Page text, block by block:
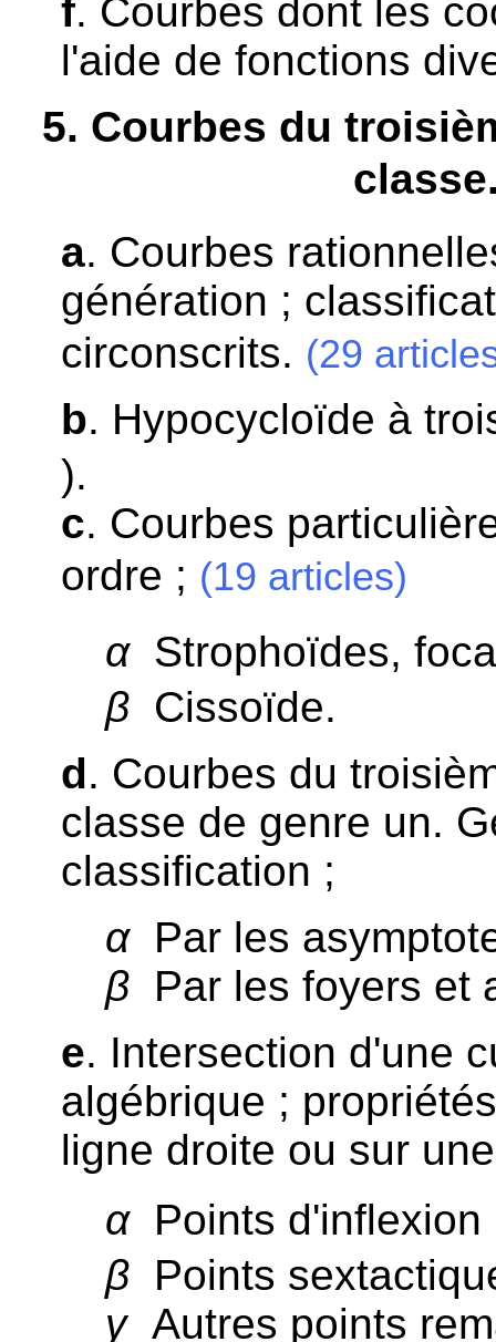
f. Courbes dont les
l'aide de fonctions
5. Courbes du
a. Courbes
génération ;
circonscrits. (29
b. Hypocycloïde à
).
c. Courbes
ordre ; (19 articles)
αStrophoïdes,
β Cissoïde.
d. Courbes du
classe de genre un.
classification ;
αPar les
β Par les foyers et
e. Intersection d'une
algébrique ;
ligne droite ou sur
αPoints
β Points
γAutres points